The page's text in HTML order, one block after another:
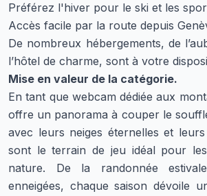
Préférez l'hiver pour le ski et les
Accès facile par la route depuis
De nombreux hébergements, de
l’hôtel de charme, sont à votre
Mise en valeur de la catégorie.
En tant que webcam dédiée aux
offre un panorama à couper le
avec leurs neiges éternelles et
sont le terrain de jeu idéal pour
nature. De la randonnée
enneigées, chaque saison dévoile